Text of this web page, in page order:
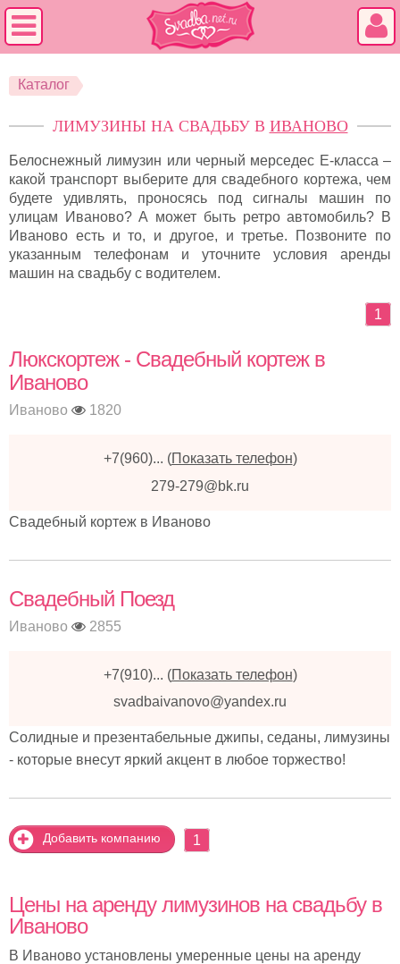
Каталог
ЛИМУЗИНЫ НА СВАДЬБУ В ИВАНОВО
Белоснежный лимузин или черный мерседес Е-класса –
какой транспорт выберите для свадебного кортежа, чем
будете удивлять, проносясь под сигналы машин по
улицам Иваново? А может быть ретро автомобиль? В
Иваново есть и то, и другое, и третье. Позвоните по
указанным телефонам и уточните условия аренды
машин на свадьбу с водителем.
1
Люкскортеж - Свадебный кортеж в
Иваново
Иваново 1820
+7(960)... (Показать телефон)
279-279@bk.ru
Свадебный кортеж в Иваново
Свадебный Поезд
Иваново 2855
+7(910)... (Показать телефон)
svadbaivanovo@yandex.ru
Солидные и презентабельные джипы, седаны, лимузины
- которые внесут яркий акцент в любое торжество!
Добавить компанию 1
Цены на аренду лимузинов на свадьбу в
Иваново
В Иваново установлены умеренные цены на аренду